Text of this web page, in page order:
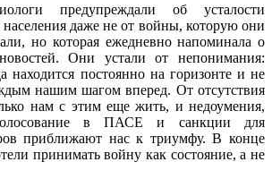
предупреждали об усталости
населения даже не от войны, которую они
но которая ежедневно напоминала о
Они устали от непонимания:
находится постоянно на горизонте и не
нашим шагом вперед. От отсутствия
нам с этим еще жить, и недоумения,
в ПАСЕ и санкции для
приближают нас к триумфу. В конце
принимать войну как состояние, а не